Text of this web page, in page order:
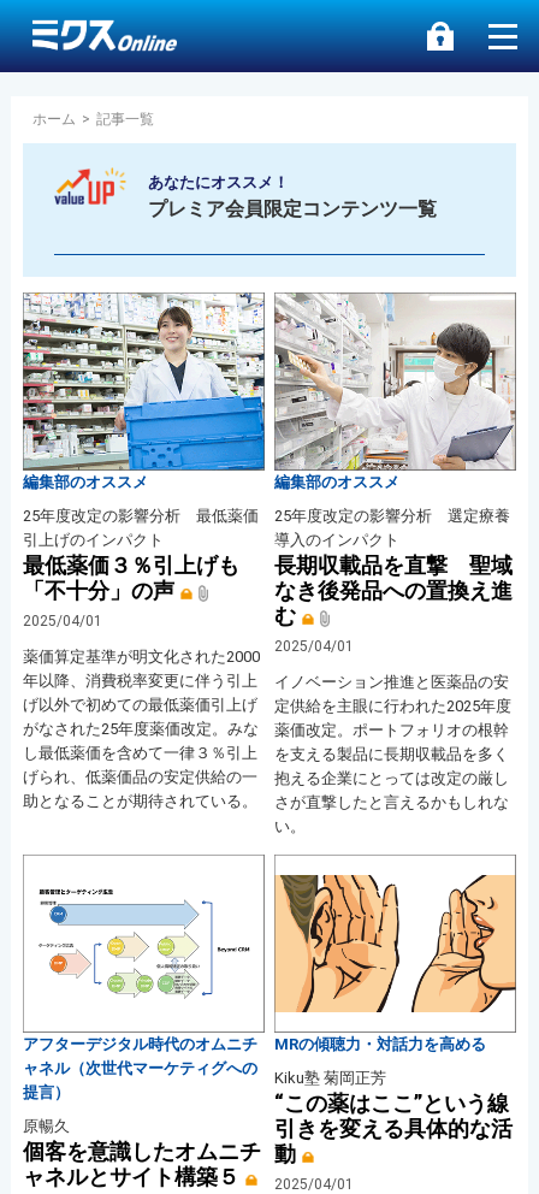
ホーム > 記事一覧
あなたにオススメ！
プレミア会員限定コンテンツ一覧
編集部のオススメ
25年度改定の影響分析 最低薬価
引上げのインパクト
最低薬価３％引上げも
「不十分」の声
2025/04/01
薬価算定基準が明文化された2000
年以降、消費税率変更に伴う引上
げ以外で初めての最低薬価引上げ
がなされた25年度薬価改定。みな
し最低薬価を含めて一律３％引上
げられ、低薬価品の安定供給の一
助となることが期待されている。
編集部のオススメ
25年度改定の影響分析 選定療養
導入のインパクト
長期収載品を直撃 聖域
なき後発品への置換え進
む
2025/04/01
イノベーション推進と医薬品の安
定供給を主眼に行われた2025年度
薬価改定。ポートフォリオの根幹
を支える製品に長期収載品を多く
抱える企業にとっては改定の厳し
さが直撃したと言えるかもしれな
い。
アフターデジタル時代のオムニチ
ャネル（次世代マーケティグへの
提言）
原暢久
個客を意識したオムニチ
ャネルとサイト構築５
MRの傾聴力・対話力を高める
Kiku塾 菊岡正芳
“この薬はここ”という線
引きを変える具体的な活
動
2025/04/01